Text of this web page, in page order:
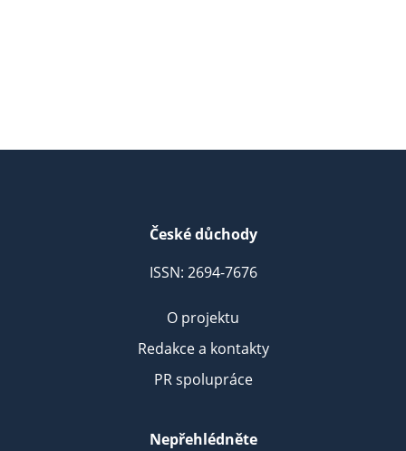
České důchody
ISSN: 2694-7676
O projektu
Redakce a kontakty
PR spolupráce
Nepřehlédněte